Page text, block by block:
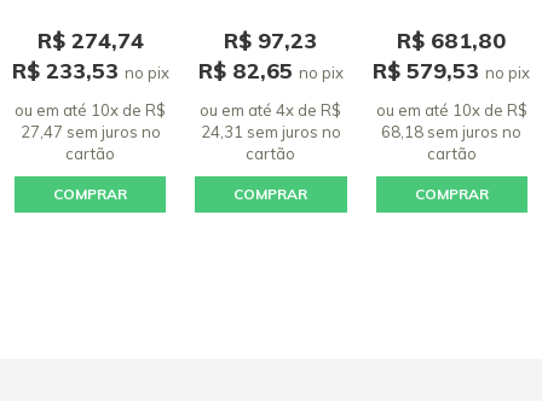
R$ 274,74
R$ 233,53 no pix
ou em até 10x de R$
27,47 sem juros no
cartão
COMPRAR
R$ 97,23
R$ 82,65 no pix
ou em até 4x de R$
24,31 sem juros no
cartão
COMPRAR
R$ 681,80
R$ 579,53no pix
ou em até 10x de R$
68,18 sem jurosno
cartão
COMPRAR